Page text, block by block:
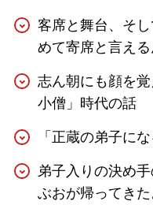
客席と舞台、そ
めて寄席と言え
志ん朝にも顔を
小僧」時代の話
「正蔵の弟子に
弟子入りの決め
ぶおが帰ってきた